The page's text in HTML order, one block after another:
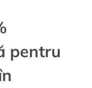
pentru